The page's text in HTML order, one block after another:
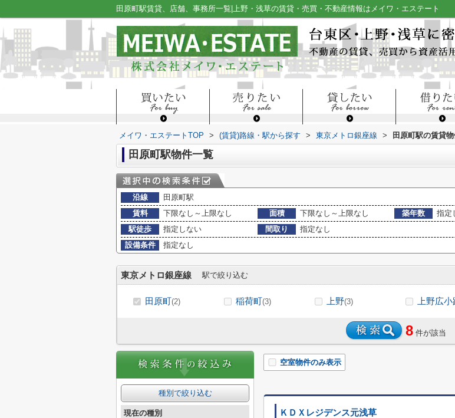
田原町駅賃貸、店舗、事務所一覧|上野・浅草の賃貸・売買・不動産情報はメイワ・エステート
メイワ・エステートTOP > (賃貸)路線・駅から探す > 東京メトロ銀座線 > 田原町駅の賃貸
田原町駅物件一覧
沿線
田原町駅
賃料
下限なし～上限なし 面積 下限なし～上限なし 築年数
指定
駅徒歩
指定しない 間取り
指定なし
設備条件
指定なし
東京メトロ銀座線 駅で絞り込む
田原町(2) 稲荷町(3) 上野(3) 上野広小
8 件が該当
空室物件のみ表示
ＫＤＸレジデンス元浅草
種別で絞り込む
現在の種別